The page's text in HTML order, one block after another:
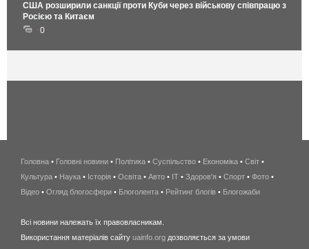
США розширили санкції проти Куби через військову співпрацю з
Росією та Китаєм
0
беспроводной
интернет
киев
wimax
Головна • Головні новини • Політика • Суспільство • Економіка • Світ •
Культура • Наука • Історія • Освіта • Авто • IT • Здоров'я • Спорт • Фото •
Відео • Огляд блогосфери • Блоголента • Рейтинг блогів • Блогожаби
Всі новини належать їх правовласникам.
Використання матеріалів сайту uainfo.org дозволяється за умови